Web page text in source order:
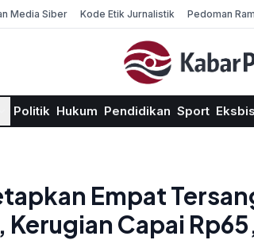
Media Siber Kode Etik Jurnalistik Pedoman
Politik Hukum Pendidikan Sport Eksbis
Empat
Kerugian Capai